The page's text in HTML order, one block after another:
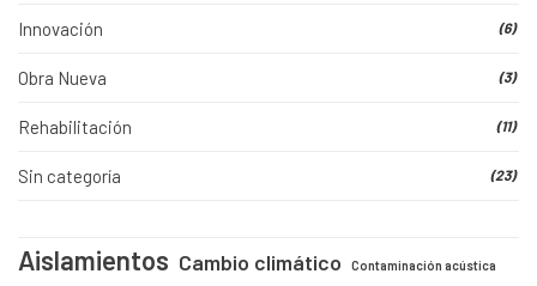
Innovación (6)
Obra Nueva (3)
Rehabilitación (11)
Sin categoría (23)
Aislamientos Cambio climático Contaminación acústica